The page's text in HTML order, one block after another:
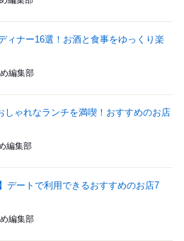
ィナー16選！お酒と食事をゆっくり楽
編集部
しゃれなランチを満喫！おすすめのお店
編集部
デートで利用できるおすすめのお店7
編集部